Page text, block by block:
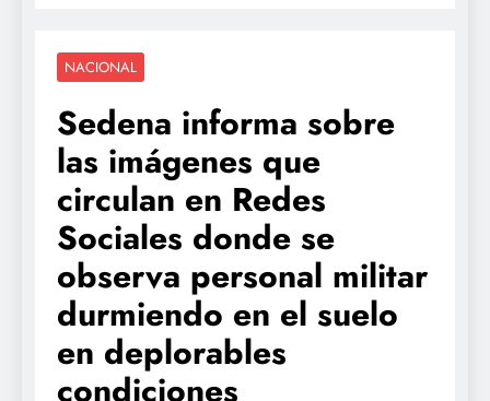
NACIONAL
Sedena informa sobre
las imágenes que
circulan en Redes
Sociales donde se
observa personal militar
durmiendo en el suelo
en deplorables
condiciones